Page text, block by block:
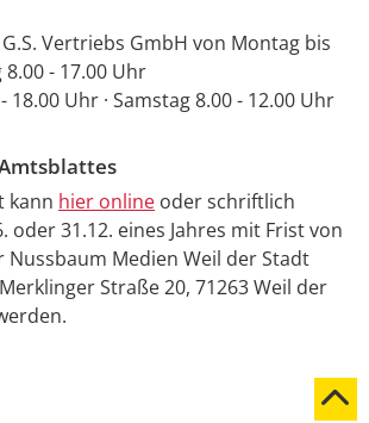
Vertriebs GmbH von Montag bis
- 17.00 Uhr
18.00 Uhr · Samstag 8.00 - 12.00 Uhr
kann hier online oder schriftlich
oder 31.12. eines Jahres mit Frist von
Nussbaum Medien Weil der Stadt
Straße 20, 71263 Weil der